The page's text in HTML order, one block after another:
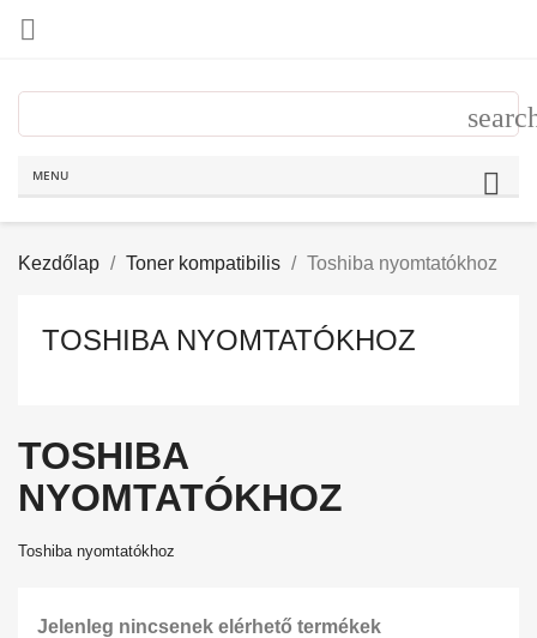

MENU
Kezdőlap Toner kompatibilis Toshiba nyomtatókhoz
TOSHIBA NYOMTATÓKHOZ
TOSHIBA
NYOMTATÓKHOZ
Toshiba nyomtatókhoz
Jelenleg nincsenek elérhető termékek